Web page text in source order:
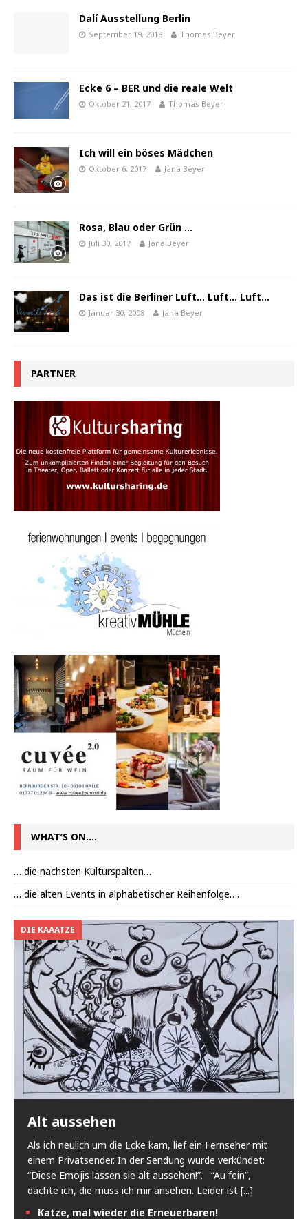
Dalí Ausstellung Berlin
September 19, 2018 Thomas Beyer
Ecke 6 – BER und die reale Welt
Oktober 21, 2017 Thomas Beyer
Ich will ein böses Mädchen
Oktober 6, 2017 Jana Beyer
Rosa, Blau oder Grün …
Juli 30, 2017 Jana Beyer
Das ist die Berliner Luft… Luft… Luft…
Januar 30, 2008 Jana Beyer
PARTNER
WHAT’S ON….
… die nächsten Kulturspalten…
… die alten Events in alphabetischer Reihenfolge….
DIE KAAATZE
Alt aussehen
Als ich neulich um die Ecke kam, lief ein Fernseher mit
einem Privatsender. In der Sendung wurde verkündet:
“Diese Emojis lassen sie alt aussehen!”. “Au fein”,
dachte ich, die muss ich mir ansehen. Leider ist [...]
Katze, mal wieder die Erneuerbaren!